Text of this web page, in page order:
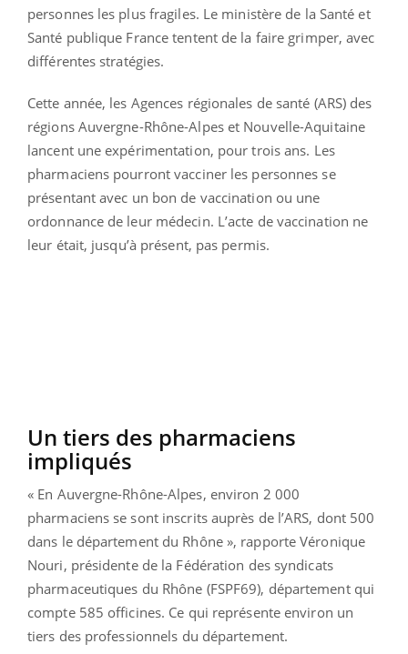
personnes les plus fragiles. Le ministère de la Santé et
Santé publique France tentent de la faire grimper, avec
différentes stratégies.
Cette année, les Agences régionales de santé (ARS) des
régions Auvergne-Rhône-Alpes et Nouvelle-Aquitaine
lancent une expérimentation, pour trois ans. Les
pharmaciens pourront vacciner les personnes se
présentant avec un bon de vaccination ou une
ordonnance de leur médecin. L’acte de vaccination ne
leur était, jusqu’à présent, pas permis.
Un tiers des pharmaciens
impliqués
« En Auvergne-Rhône-Alpes, environ 2 000
pharmaciens se sont inscrits auprès de l’ARS, dont 500
dans le département du Rhône », rapporte Véronique
Nouri, présidente de la Fédération des syndicats
pharmaceutiques du Rhône (FSPF69), département qui
compte 585 officines. Ce qui représente environ un
tiers des professionnels du département.